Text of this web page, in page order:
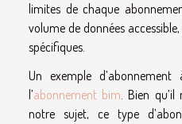
limites de chaque
volume de données
spécifiques.
Un exemple
l’abonnement bim. Bien
notre sujet, ce type